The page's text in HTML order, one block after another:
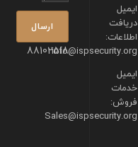
88102518
ایمیل
دریافت
اطلاعات:
info@ispsecurity.org
ایمیل
خدمات
فروش:
Sales@ispsecurity.org